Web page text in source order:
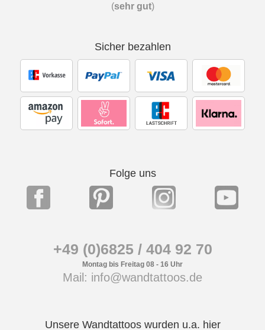
(sehr gut)
Sicher bezahlen
Folge uns
+49 (0)6825 / 404 92 70
Montag bis Freitag 08 - 16 Uhr
Mail: info@wandtattoos.de
Unsere Wandtattoos wurden u.a. hier